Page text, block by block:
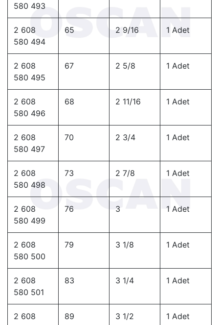
580 493
2 608
580 494
65 2 9/16 1 Adet
2 608
580 495
67 2 5/8 1 Adet
2 608
580 496
68 2 11/16 1 Adet
2 608
580 497
70 2 3/4 1 Adet
2 608
580 498
73 2 7/8 1 Adet
2 608
580 499
76 3 1 Adet
2 608
580 500
79 3 1/8 1 Adet
2 608
580 501
83 3 1/4 1 Adet
2 608
89 3 1/2 1 Adet